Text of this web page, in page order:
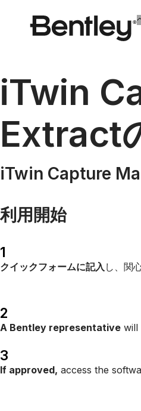
iTwin
Extract
iTwin Capture
利用開始
1
クイックフォームに記入 し、関
2
A Bentley representative will
3
If approved, access the